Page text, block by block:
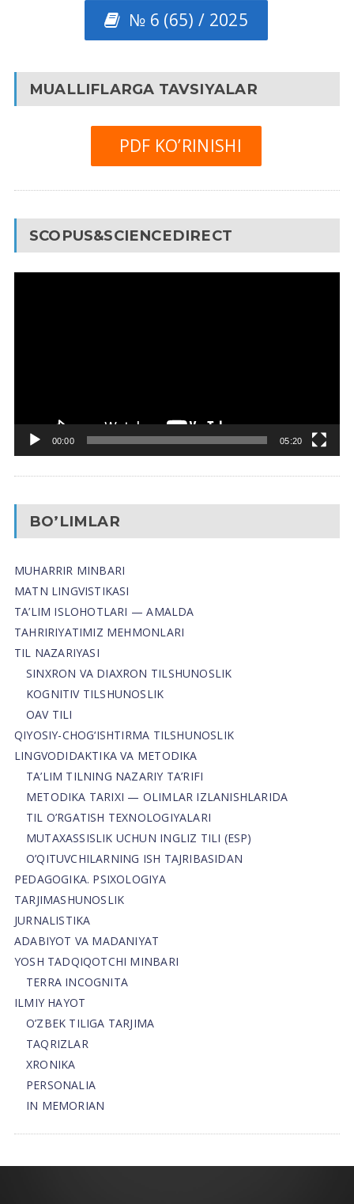
№ 6 (65) / 2025
MUALLIFLARGA TAVSIYALAR
PDF KO’RINISHI
SCOPUS&SCIENCEDIRECT
00:00 05:20
BO’LIMLAR
MUHARRIR MINBARI
MATN LINGVISTIKASI
TA’LIM ISLOHOTLARI — AMALDA
TAHRIRIYATIMIZ MEHMONLARI
TIL NAZARIYASI
SINXRON VA DIAXRON TILSHUNOSLIK
KOGNITIV TILSHUNOSLIK
OAV TILI
QIYOSIY-CHOG‘ISHTIRMA TILSHUNOSLIK
LINGVODIDAKTIKA VA METODIKA
TA’LIM TILNING NAZARIY TA’RIFI
METODIKA TARIXI — OLIMLAR IZLANISHLARIDA
TIL O’RGATISH TEXNOLOGIYALARI
MUTAXASSISLIK UCHUN INGLIZ TILI (ESP)
O’QITUVCHILARNING ISH TAJRIBASIDAN
PEDAGOGIKA. PSIXOLOGIYA
TARJIMASHUNOSLIK
JURNALISTIKA
ADABIYOT VA MADANIYAT
YOSH TADQIQOTCHI MINBARI
TERRA INCOGNITA
ILMIY HAYOT
O’ZBEK TILIGA TARJIMA
TAQRIZLAR
XRONIKA
PERSONALIA
IN MEMORIAN